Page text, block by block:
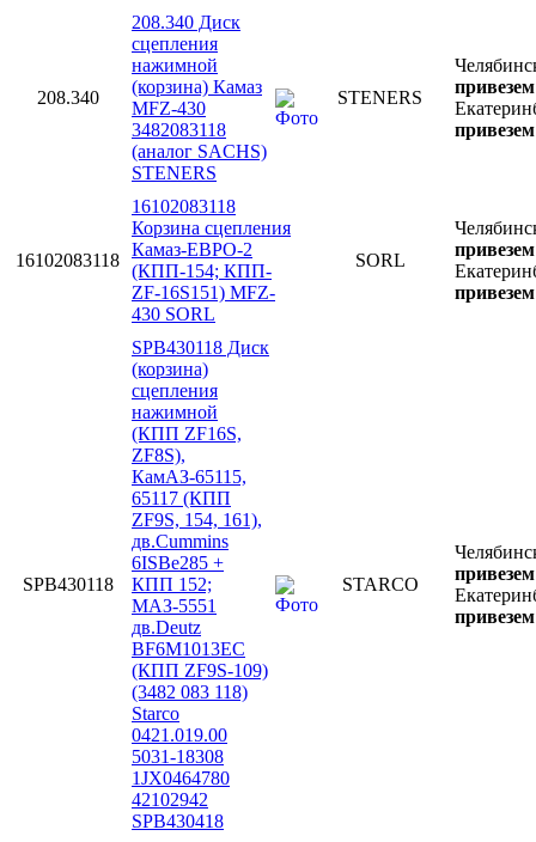
208.340
208.340 Диск
сцепления
нажимной
(корзина) Камаз
MFZ-430
3482083118
(аналог SACHS)
STENERS
STENERS
16102083118
16102083118
Корзина сцепления
Камаз-ЕВРО-2
(КПП-154; КПП-
ZF-16S151) MFZ-
430 SORL
SORL
SPB430118
SPB430118 Диск
(корзина)
сцепления
нажимной
(КПП ZF16S,
ZF8S),
КамАЗ-65115,
65117 (КПП
ZF9S, 154, 161),
дв.Cummins
6ISBe285 +
КПП 152;
МАЗ-5551
дв.Deutz
BF6M1013EC
(КПП ZF9S-109)
(3482 083 118)
Starco
0421.019.00
5031-18308
1JX0464780
42102942
SPB430418
STARCO